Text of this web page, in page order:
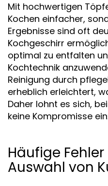
Mit hochwertigen
Kochen einfacher,
Ergebnisse sind oft
Kochgeschirr
optimal zu entfalten
Kochtechnik
Reinigung durch
erheblich erleichtert,
Daher lohnt es sich,
keine Kompromisse
Häufige
Auswahl von